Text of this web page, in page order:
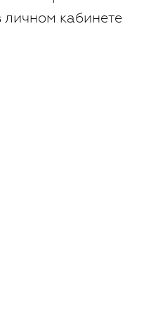
личном кабинете